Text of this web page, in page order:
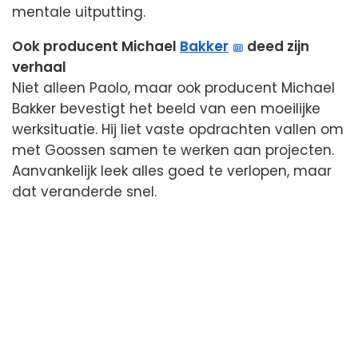
mentale uitputting.
Ook producent Michael Bakker
deed zijn
verhaal
Niet alleen Paolo, maar ook producent Michael
Bakker bevestigt het beeld van een moeilijke
werksituatie. Hij liet vaste opdrachten vallen om
met Goossen samen te werken aan projecten.
Aanvankelijk leek alles goed te verlopen, maar
dat veranderde snel.